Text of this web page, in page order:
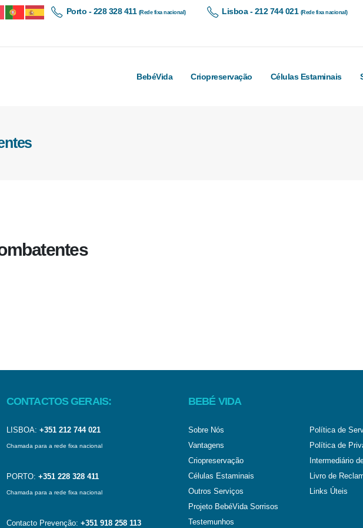
Porto - 228 328 411 (Rede fixa nacional) Lisboa - 212 744 021 (Rede fixa nacional)
BebéVida Criopreservação Células Estaminais
CONTACTOS GERAIS:
LISBOA: +351 212 744 021
Chamada para a rede fixa nacional
PORTO: +351 228 328 411
Chamada para a rede fixa nacional
Contacto Prevenção: +351 918 258 113
BEBÉ VIDA
Sobre Nós
Vantagens
Criopreservação
Células Estaminais
Outros Serviços
Projeto BebéVida Sorrisos
Testemunhos
Política de
Política de
Intermediário
Livro de
Links Úteis